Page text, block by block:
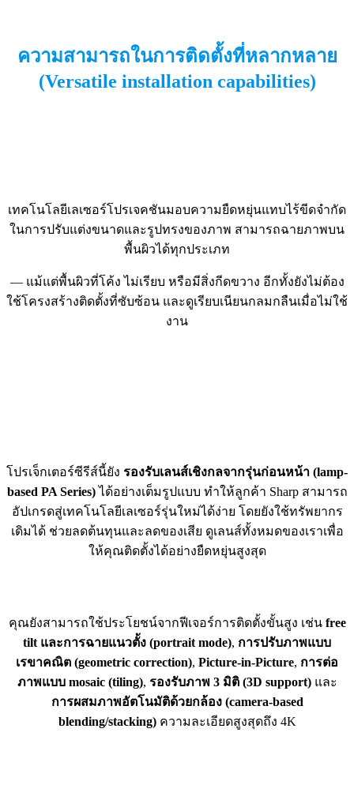
ความสามารถในการติดตั้งที่หลากหลาย
(Versatile installation capabilities)
เทคโนโลยีเลเซอร์โปรเจคชันมอบความยืดหยุ่นแทบไร้ขีดจำกัด
ในการปรับแต่งขนาดและรูปทรงของภาพ สามารถฉายภาพบน
พื้นผิวได้ทุกประเภท
— แม้แต่พื้นผิวที่โค้ง ไม่เรียบ หรือมีสิ่งกีดขวาง อีกทั้งยังไม่ต้อง
ใช้โครงสร้างติดตั้งที่ซับซ้อน และดูเรียบเนียนกลมกลืนเมื่อไม่ใช้
งาน
โปรเจ็กเตอร์ซีรีส์นี้ยัง รองรับเลนส์เชิงกลจากรุ่นก่อนหน้า (lamp-
based PA Series)ได้อย่างเต็มรูปแบบ ทำให้ลูกค้า Sharp สามารถ
อัปเกรดสู่เทคโนโลยีเลเซอร์รุ่นใหม่ได้ง่าย โดยยังใช้ทรัพยากร
เดิมได้ ช่วยลดต้นทุนและลดของเสีย ดูเลนส์ทั้งหมดของเราเพื่อ
ให้คุณติดตั้งได้อย่างยืดหยุ่นสูงสุด
คุณยังสามารถใช้ประโยชน์จากฟีเจอร์การติดตั้งขั้นสูง เช่น free
tilt และการฉายแนวตั้ง (portrait mode), การปรับภาพแบบ
เรขาคณิต (geometric correction), Picture-in-Picture, การต่อ
ภาพแบบ mosaic (tiling), รองรับภาพ 3 มิติ (3D support)และ
การผสมภาพอัตโนมัติด้วยกล้อง (camera-based
blending/stacking)ความละเอียดสูงสุดถึง 4K